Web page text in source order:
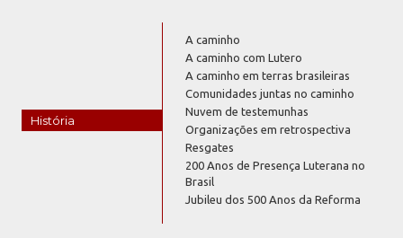
História
A caminho
A caminho com Lutero
A caminho em terras brasileiras
Comunidades juntas no caminho
Nuvem de testemunhas
Organizações em retrospectiva
Resgates
200 Anos de Presença Luterana no
Brasil
Jubileu dos 500 Anos da Reforma